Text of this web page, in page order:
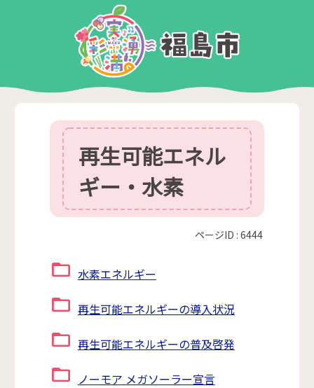
再生可能エネル
ギー・水素
ページID :6444
水素エネルギー
再生可能エネルギーの導入状況
再生可能エネルギーの普及啓発
ノーモア メガソーラー宣言